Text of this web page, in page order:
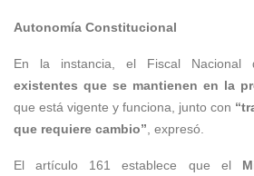
Autonomía Constitucional
En la instancia, el Fiscal Nacional
existentes que se mantienen en la
que está vigente y funciona, junto con
que requiere cambio”, expresó.
El artículo 161 establece que el